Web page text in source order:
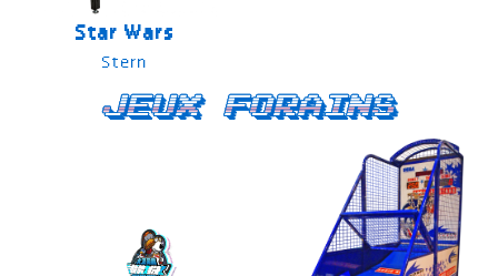
Star Wars
Stern
Jeux forains